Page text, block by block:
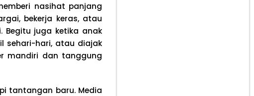
nasihat panjang
bekerja keras, atau
Begitu juga ketika anak
sehari-hari, atau diajak
mandiri dan tanggung
tantangan baru. Media